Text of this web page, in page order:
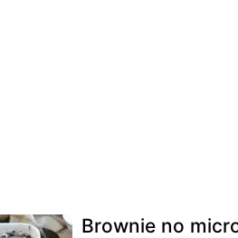
Brownie no